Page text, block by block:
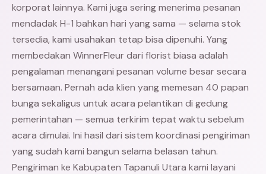
korporat lainnya. Kami juga sering menerima pesanan
mendadak H-1 bahkan hari yang sama — selama stok
tersedia, kami usahakan tetap bisa dipenuhi. Yang
membedakan WinnerFleur dari florist biasa adalah
pengalaman menangani pesanan volume besar secara
bersamaan. Pernah ada klien yang memesan 40 papan
bunga sekaligus untuk acara pelantikan di gedung
pemerintahan — semua terkirim tepat waktu sebelum
acara dimulai. Ini hasil dari sistem koordinasi pengiriman
yang sudah kami bangun selama belasan tahun.
Pengiriman ke Kabupaten Tapanuli Utara kami layani